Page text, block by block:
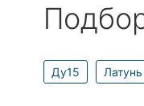
Ду15 Латунь